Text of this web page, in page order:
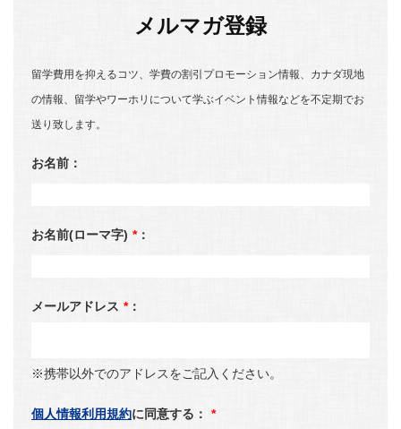
メルマガ登録
留学費用を抑えるコツ、学費の割引プロモーション情報、カナダ現地
の情報、留学やワーホリについて学ぶイベント情報などを不定期でお
送り致します。
お名前：
お名前(ローマ字) *：
メールアドレス *：
※携帯以外でのアドレスをご記入ください。
個人情報利用規約に同意する： *